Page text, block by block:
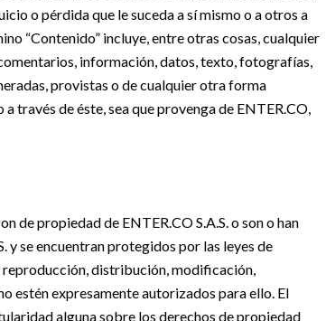
o pérdida que le suceda a sí mismo o a otros a
“Contenido” incluye, entre otras cosas, cualquier
información, datos, texto, fotografías,
provistas o de cualquier otra forma
través de éste, sea que provenga de ENTER.CO,
de propiedad de ENTER.CO S.A.S. o son o han
y se encuentran protegidos por las leyes de
distribución, modificación,
estén expresamente autorizados para ello. El
alguna sobre los derechos de propiedad